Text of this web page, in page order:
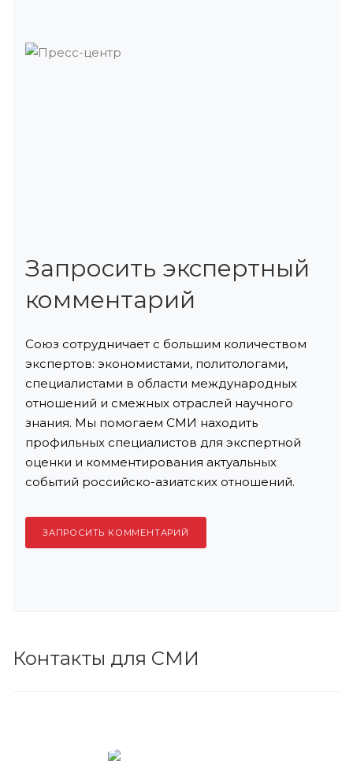
Запросить экспертный
комментарий
Союз сотрудничает с большим количеством
экспертов: экономистами, политологами,
специалистами в области международных
отношений и смежных отраслей научного
знания. Мы помогаем СМИ находить
профильных специалистов для экспертной
оценки и комментирования актуальных
событий российско-азиатских отношений.
ЗАПРОСИТЬ КОММЕНТАРИЙ
Контакты для СМИ